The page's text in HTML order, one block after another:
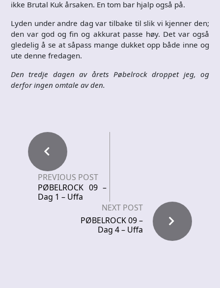
ikke Brutal Kuk årsaken. En tom bar hjalp også på.
Lyden under andre dag var tilbake til slik vi kjenner den;
den var god og fin og akkurat passe høy. Det var også
gledelig å se at såpass mange dukket opp både inne og
ute denne fredagen.
Den tredje dagen av årets Pøbelrock droppet jeg, og
derfor ingen omtale av den.
PREVIOUS POST
PØBELROCK 09 –
Dag 1 – Uffa
NEXT POST
PØBELROCK 09 –
Dag 4 – Uffa